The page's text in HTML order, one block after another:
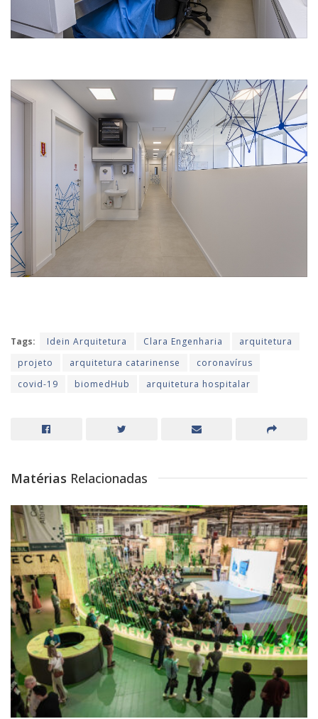
Tags: Idein Arquitetura Clara Engenharia
arquitetura
projeto
arquitetura catarinense
coronavírus
covid-19
biomedHub arquitetura hospitalar
Matérias Relacionadas